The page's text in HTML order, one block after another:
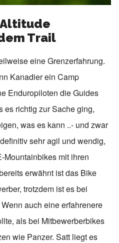
Altitude
Trail
eine Grenzerfahrung.
Kanadier ein Camp
Enduropiloten die Guides
es richtig zur Sache ging,
was es kann ..- und zwar
sehr agil und wendig,
Mountainbikes mit ihren
erwähnt ist das Bike
trotzdem ist es bei
auch eine erfahrenere
als bei Mitbewerberbikes
wie Panzer. Satt liegt es